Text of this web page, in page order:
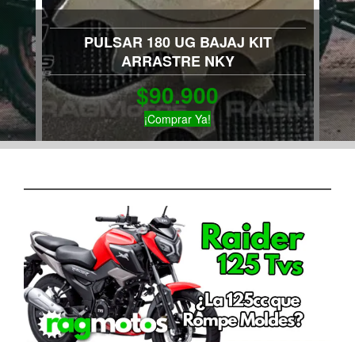
PULSAR 180 UG BAJAJ KIT
ARRASTRE NKY
$90.900
¡Comprar Ya!